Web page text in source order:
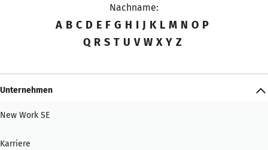
Nachname:
A B C D E F G H I J K L M N O P
Q R S T U V W X Y Z
Unternehmen
New Work SE
Karriere